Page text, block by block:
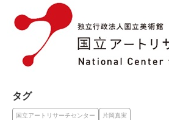
タグ
国立アートリサーチセンター 片岡真実